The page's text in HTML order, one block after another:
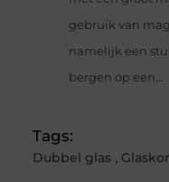
gebruik van
namelijk een
bergen op een...
Tags:
Dubbel glas,